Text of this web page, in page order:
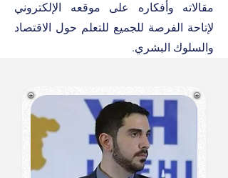
مقالاته وأفكاره على موقعه الإلكتروني
لإتاحة الفرصة للجميع للتعلم حول الاقتصاد
والسلوك البشري.